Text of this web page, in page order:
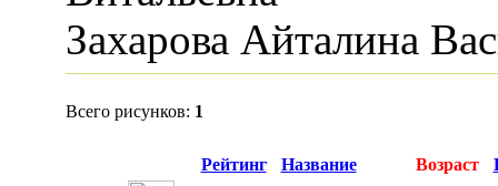
Захарова Айталина
Всего рисунков: 1
Рейтинг Название Возраст